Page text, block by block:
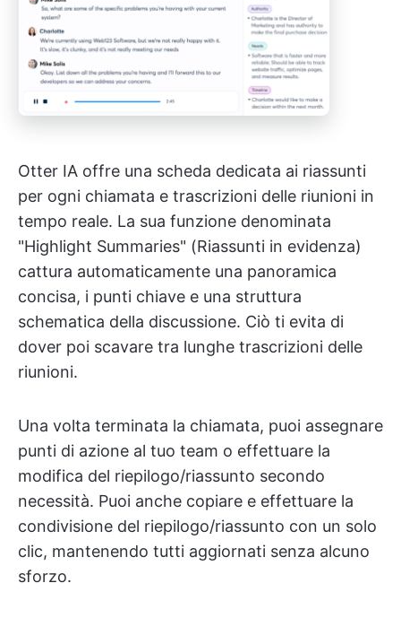
Otter IA offre una scheda dedicata ai riassunti
per ogni chiamata e trascrizioni delle riunioni in
tempo reale. La sua funzione denominata
"Highlight Summaries" (Riassunti in evidenza)
cattura automaticamente una panoramica
concisa, i punti chiave e una struttura
schematica della discussione. Ciò ti evita di
dover poi scavare tra lunghe trascrizioni delle
riunioni.
Una volta terminata la chiamata, puoi assegnare
punti di azione al tuo team o effettuare la
modifica del riepilogo/riassunto secondo
necessità. Puoi anche copiare e effettuare la
condivisione del riepilogo/riassunto con un solo
clic, mantenendo tutti aggiornati senza alcuno
sforzo.